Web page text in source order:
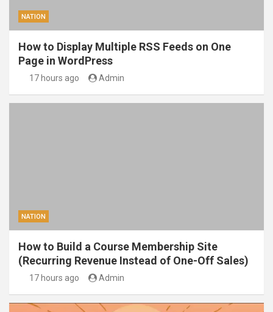
NATION
How to Display Multiple RSS Feeds on One
Page in WordPress
17 hours ago Admin
NATION
How to Build a Course Membership Site
(Recurring Revenue Instead of One-Off Sales)
17 hours ago Admin